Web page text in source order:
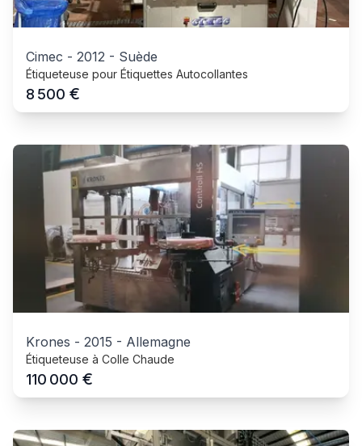
Cimec - 2012 - Suède
Étiqueteuse pour Étiquettes Autocollantes
8 500 €
Krones - 2015 - Allemagne
Étiqueteuse à Colle Chaude
110 000 €